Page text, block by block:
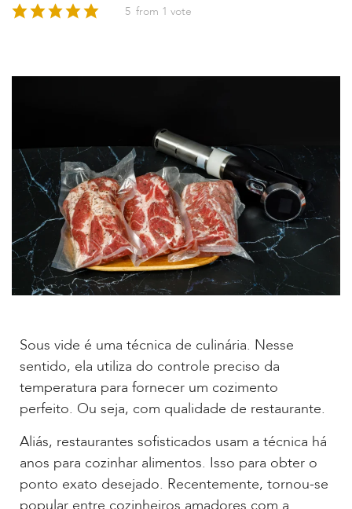
5 from 1 vote
Sous vide é uma técnica de culinária. Nesse
sentido, ela utiliza do controle preciso da
temperatura para fornecer um cozimento
perfeito. Ou seja, com qualidade de restaurante.
Aliás, restaurantes sofisticados usam a técnica há
anos para cozinhar alimentos. Isso para obter o
ponto exato desejado. Recentemente, tornou-se